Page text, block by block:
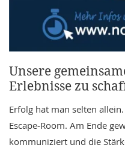
Unsere
Erlebnisse zu
Erfolg hat man selten
Escape-Room. Am Ende
kommuniziert und die